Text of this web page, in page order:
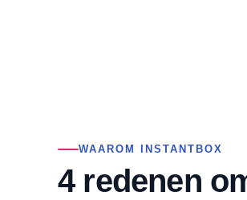
WAAROM INSTANTBOX
4 redenen